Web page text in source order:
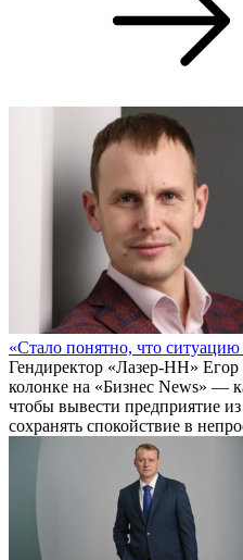
«Стало понятно, что
Гендиректор «Лазер-НН»
колонке на «Бизнес News» —
чтобы вывести предприятие
сохранять спокойствие в